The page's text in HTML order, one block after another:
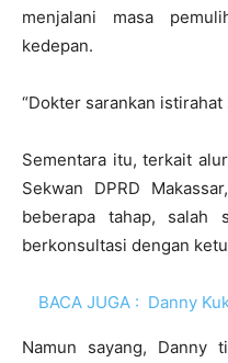
menjalani masa
kedepan.
“Dokter sarankan
Sementara itu, terkait
Sekwan DPRD
beberapa tahap, salah
berkonsultasi dengan
BACA JUGA : Danny
Namun sayang, Danny